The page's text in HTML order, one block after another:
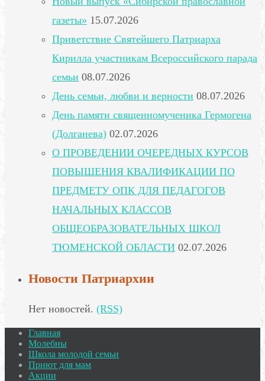
газеты» 15.07.2026
Приветствие Святейшего Патриарха
Кирилла участникам Всероссийского парада
семьи 08.07.2026
День семьи, любви и верности 08.07.2026
День памяти священномученика Гермогена
(Долганева) 02.07.2026
О ПРОВЕДЕНИИ ОЧЕРЕДНЫХ КУРСОВ
ПОВЫШЕНИЯ КВАЛИФИКАЦИИ ПО
ПРЕДМЕТУ ОПК ДЛЯ ПЕДАГОГОВ
НАЧАЛЬНЫХ КЛАССОВ
ОБЩЕОБРАЗОВАТЕЛЬНЫХ ШКОЛ
ТЮМЕНСКОЙ ОБЛАСТИ 02.07.2026
Новости Патриархии
Нет новостей. (RSS)
Главная
Молебны
Школа молодой семьи
Приют для мам
Акции